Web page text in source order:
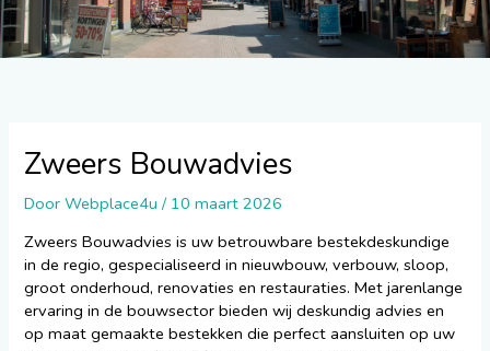
Zweers Bouwadvies
DoorWebplace4u/ 10 maart 2026
Zweers Bouwadvies is uw betrouwbare bestekdeskundige
in de regio, gespecialiseerd in nieuwbouw, verbouw, sloop,
groot onderhoud, renovaties en restauraties. Met jarenlange
ervaring in de bouwsector bieden wij deskundig advies en
op maat gemaakte bestekken die perfect aansluiten op uw